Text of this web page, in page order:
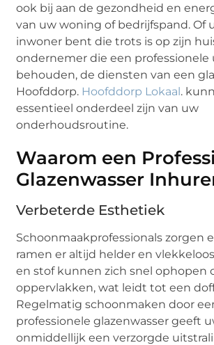
ook bij aan de gezondheid en
van uw woning of bedrijfspand. Of
inwoner bent die trots is op zijn
ondernemer die een professionele
behouden, de diensten van een
Hoofddorp. Hoofddorp Lokaal.
essentieel onderdeel zijn van uw
onderhoudsroutine.
Waarom een
Glazenwasser
Verbeterde Esthetiek
Schoonmaakprofessionals zorgen
ramen er altijd helder en
en stof kunnen zich snel ophopen
oppervlakken, wat leidt tot een
Regelmatig schoonmaken door
professionele glazenwasser geeft
onmiddellijk een verzorgde